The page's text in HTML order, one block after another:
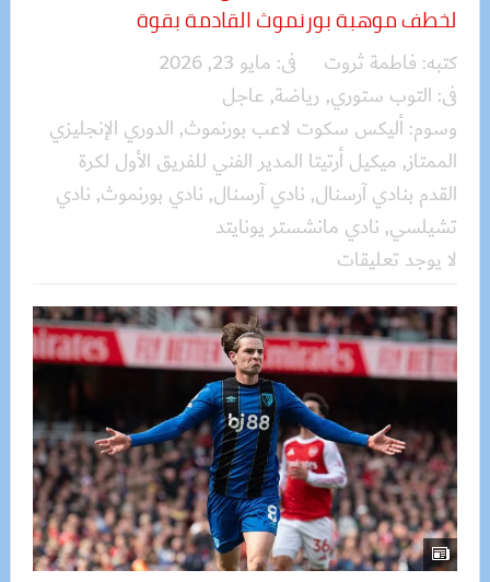
لخطف موهبة بورنموث القادمة بقوة
كتبه: فاطمة ثروت فى: مايو 23, 2026
فى: التوب ستوري, رياضة, عاجل
وسوم:أليكس سكوت لاعب بورنموث, الدوري الإنجليزي
الممتاز, ميكيل أرتيتا المدير الفني للفريق الأول لكرة
القدم بنادي آرسنال, نادي آرسنال, نادي بورنموث, نادي
تشيلسي, نادي مانشستر يونايتد
لا يوجد تعليقات